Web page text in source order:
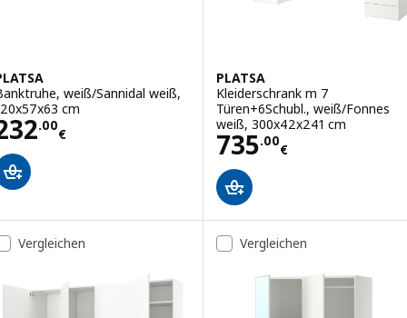
weiß/Sannidal weiß,
cm
.00
€
232.00€
PLATSA
Kleiderschrank m 7
Türen+6Schubl., weiß/Fonnes
weiß, 300x42x241 cm
735.00
€
Preis 735.00€
Vergleichen Vergleichen